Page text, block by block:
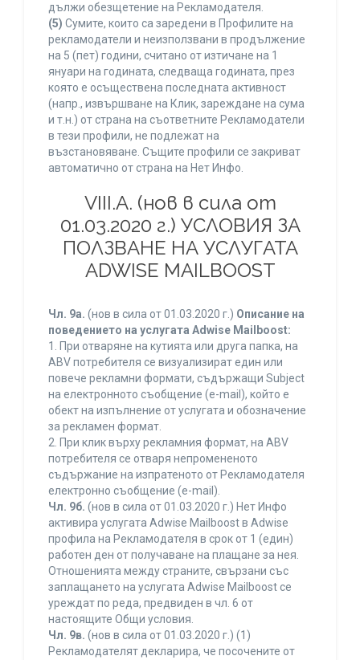
дължи обезщетение на Рекламодателя.
(5) Сумите, които са заредени в Профилите на
рекламодатели и неизползвани в продължение
на 5 (пет) години, считано от изтичане на 1
януари на годината, следваща годината, през
която е осъществена последната активност
(напр., извършване на Клик, зареждане на сума
и т.н.) от страна на съответните Рекламодатели
в тези профили, не подлежат на
възстановяване. Същите профили се закриват
автоматично от страна на Нет Инфо.
VIII.A. (нов в сила от
01.03.2020 г.) УСЛОВИЯ ЗА
ПОЛЗВАНЕ НА УСЛУГАТА
ADWISE MAILBOOST
Чл. 9а. (нов в сила от 01.03.2020 г.) Описание на
поведението на услугата Adwise Mailboost:
1. При отваряне на кутията или друга папка, на
ABV потребителя се визуализират един или
повече рекламни формати, съдържащи Subject
на електронното съобщение (e-mail), който е
обект на изпълнение от услугата и обозначение
за рекламен формат.
2. При клик върху рекламния формат, на ABV
потребителя се отваря непромененото
съдържание на изпратеното от Рекламодателя
електронно съобщение (e-mail).
Чл. 9б. (нов в сила от 01.03.2020 г.) Нет Инфо
активира услугата Adwise Mailboost в Adwise
профила на Рекламодателя в срок от 1 (един)
работен ден от получаване на плащане за нея.
Отношенията между страните, свързани със
заплащането на услугата Adwise Mailboost се
уреждат по реда, предвиден в чл. 6 от
настоящите Общи условия.
Чл. 9в. (нов в сила от 01.03.2020 г.) (1)
Рекламодателят декларира, че посочените от